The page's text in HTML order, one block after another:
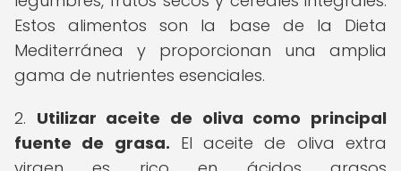
Estos alimentos son la base de la Dieta
Mediterránea y proporcionan una amplia
gama de nutrientes esenciales.
2. Utilizar aceite de oliva como principal
fuente de grasa. El aceite de oliva extra